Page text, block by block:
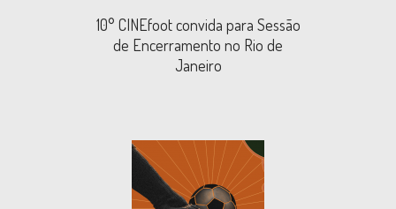
10° CINEfoot convida para Sessão
de Encerramento no Rio de
Janeiro